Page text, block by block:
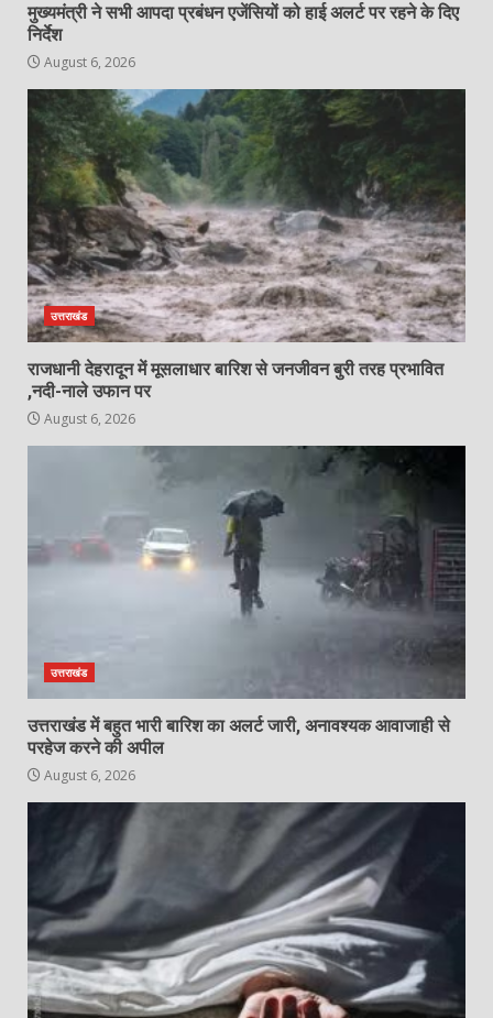
मुख्यमंत्री ने सभी आपदा प्रबंधन एजेंसियों को हाई अलर्ट पर रहने के दिए
निर्देश
August 6, 2026
उत्तराखंड
राजधानी देहरादून में मूसलाधार बारिश से जनजीवन बुरी तरह प्रभावित
,नदी-नाले उफान पर
August 6, 2026
उत्तराखंड
उत्तराखंड में बहुत भारी बारिश का अलर्ट जारी, अनावश्यक आवाजाही से
परहेज करने की अपील
August 6, 2026